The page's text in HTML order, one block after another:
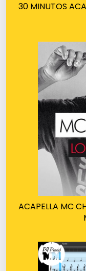
30 MINUTOS
ACAPELLA MC